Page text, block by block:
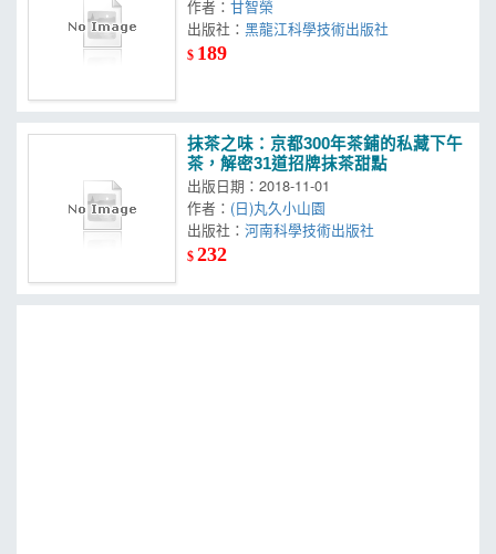
作者：甘智榮
出版社：黑龍江科學技術出版社
$ 189
抹茶之味：京都300年茶鋪的私藏下午
茶，解密31道招牌抹茶甜點
出版日期：2018-11-01
作者： (日)丸久小山園
出版社：河南科學技術出版社
$232